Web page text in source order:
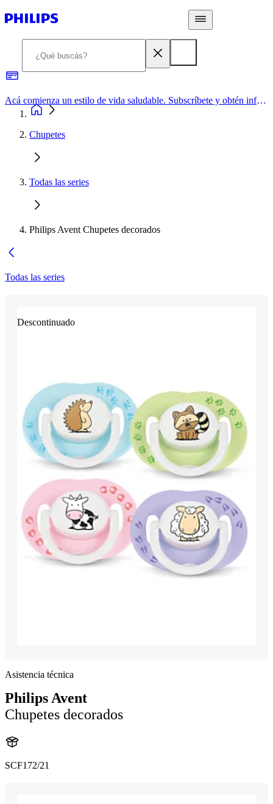
Acá comienza un estilo de vida saludable. Subscríbete y obtén información de primera mano
Chupetes
Todas las series
Philips Avent Chupetes decorados
Todas las series
Descontinuado
Asistencia técnica
Philips Avent
Chupetes decorados
SCF172/21